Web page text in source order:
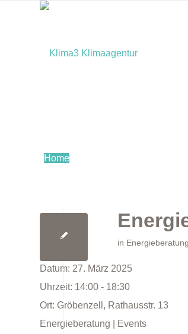
Home
Bürger:innen
in Energieberatung
Datum: 27. März 2025
Uhrzeit: 14:00 - 18:30
Ort: Gröbenzell, Rathausstr. 13
Energieberatung | Events